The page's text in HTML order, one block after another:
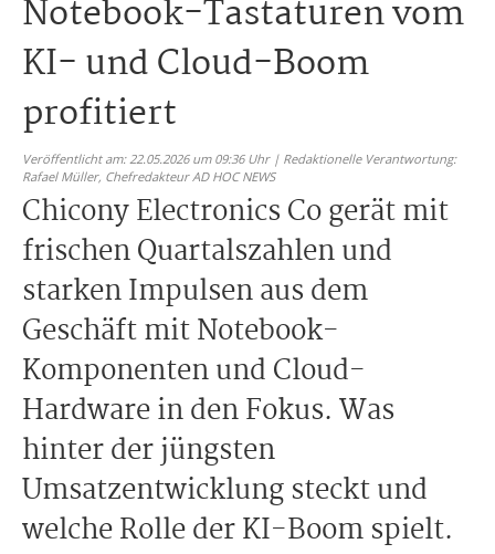
Notebook-Tastaturen vom
KI- und Cloud-Boom
profitiert
Veröffentlicht am: 22.05.2026 um 09:36 Uhr | Redaktionelle Verantwortung:
Rafael Müller, Chefredakteur AD HOC NEWS
Chicony Electronics Co gerät mit
frischen Quartalszahlen und
starken Impulsen aus dem
Geschäft mit Notebook-
Komponenten und Cloud-
Hardware in den Fokus. Was
hinter der jüngsten
Umsatzentwicklung steckt und
welche Rolle der KI-Boom spielt.